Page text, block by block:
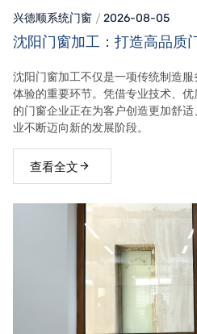
兴德顺系统门窗 2026-08-05
沈阳门窗加工：打造高品质
沈阳门窗加工不仅是一项传统制造
体验的重要环节。凭借专业技术、
的门窗企业正在为客户创造更加舒
业不断迈向新的发展阶段。
查看全文